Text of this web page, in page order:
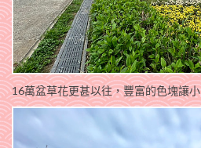
16萬盆草花更甚以往，豐富的色塊讓